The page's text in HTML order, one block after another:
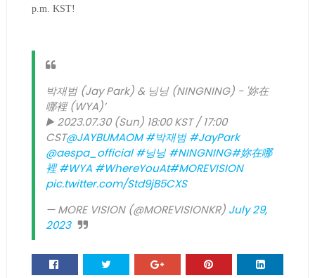
p.m. KST!
박재범 (Jay Park) & 닝닝 (NINGNING) - '妳在
哪裡 (WYA)’
▶️ 2023.07.30 (Sun) 18:00 KST / 17:00
CST@JAYBUMAOM #박재범 #JayPark
@aespa_official #닝닝 #NINGNING#妳在哪
裡 #WYA #WhereYouAt#MOREVISION
pic.twitter.com/Std9jB5CXS
— MORE VISION (@MOREVISIONKR) July 29,
2023